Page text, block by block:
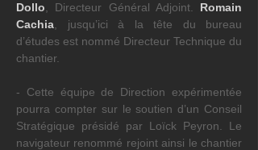
Dollo , Directeur Général Adjoint. Romain
Cachia , jusqu’ici à la tête du bureau
d’études est nommé Directeur Technique du
chantier.
- Cette équipe de Direction expérimentée
pourra compter sur le soutien d’un Conseil
Stratégique présidé par Loïck Peyron. Le
navigateur renommé rejoint ainsi le chantier